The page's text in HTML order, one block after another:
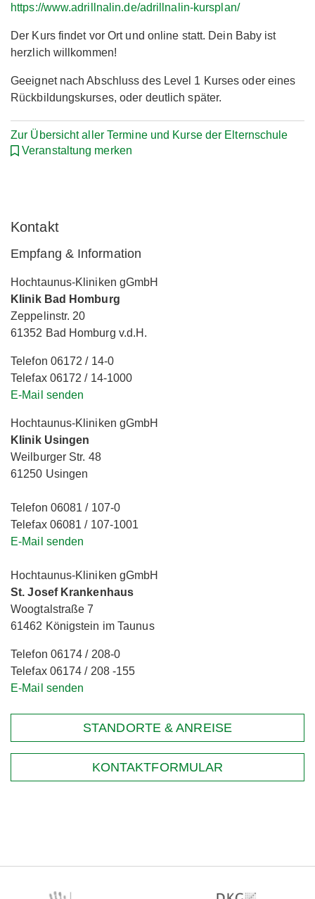
https://www.adrillnalin.de/adrillnalin-kursplan/
Der Kurs findet vor Ort und online statt. Dein Baby ist
herzlich willkommen!
Geeignet nach Abschluss des Level 1 Kurses oder eines
Rückbildungskurses, oder deutlich später.
Zur Übersicht aller Termine und Kurse der Elternschule
Veranstaltung merken
Kontakt
Empfang & Information
Hochtaunus-Kliniken gGmbH
Klinik Bad Homburg
Zeppelinstr. 20
61352 Bad Homburg v.d.H.
Telefon 06172 / 14-0
Telefax 06172 / 14-1000
E-Mail senden
Hochtaunus-Kliniken gGmbH
Klinik Usingen
Weilburger Str. 48
61250 Usingen
Telefon 06081 / 107-0
Telefax 06081 / 107-1001
E-Mail senden
Hochtaunus-Kliniken gGmbH
St. Josef Krankenhaus
Woogtalstraße 7
61462 Königstein im Taunus
Telefon 06174 / 208-0
Telefax 06174 / 208 -155
E-Mail senden
STANDORTE & ANREISE
KONTAKTFORMULAR